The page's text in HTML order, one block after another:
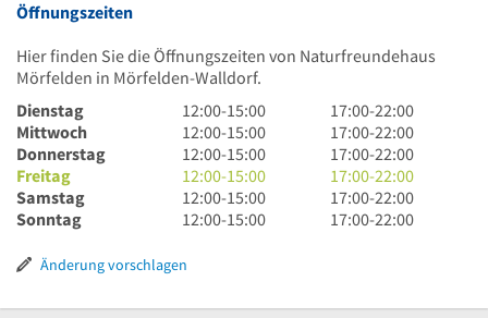
Öffnungszeiten
Hier finden Sie die Öffnungszeiten von Naturfreundehaus
Mörfelden in Mörfelden-Walldorf.
Dienstag
12
Uhr
bis
15
Uhr
12:00-15:00
17
Uhr
bis
22
Uhr
17:00-22:00
Mittwoch
12
Uhr
bis
15
Uhr
12:00-15:00
17
Uhr
bis
22
Uhr
17:00-22:00
Donnerstag
12
Uhr
bis
15
12:00-15:00
17
Uhr
bis
22
17:00-22:00
Freitag
12
Uhr
bis
Uhr
12:00-15:00
17
Uhr
bis
17:00-22:00
Samstag
12
Uhr
15
12:00-15:00
17
Uhr
17:00-22:00
Sonntag
12
bis
Uhr
12:00-15:00
17
Uhr
17:00-22:00
Änderung vorschlagen